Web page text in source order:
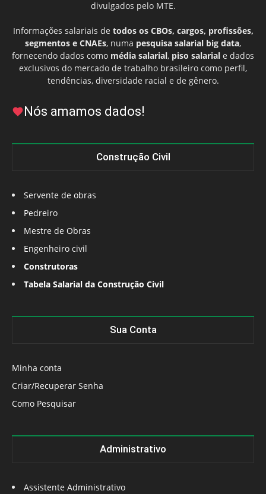
divulgados pelo MTE.
Informações salariais de todos os CBOs, cargos, profissões,
segmentos e CNAEs, numa pesquisa salarial big data,
fornecendo dados como média salarial, piso salarial e dados
exclusivos do mercado de trabalho brasileiro como perfil,
tendências, diversidade racial e de gênero.
Nós amamos dados!
Construção Civil
Servente de obras
Pedreiro
Mestre de Obras
Engenheiro civil
Construtoras
Tabela Salarial da Construção Civil
Sua Conta
Minha conta
Criar/Recuperar Senha
Como Pesquisar
Administrativo
Assistente Administrativo